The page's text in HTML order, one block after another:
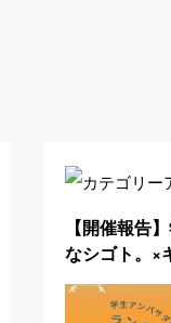
【開催報告
なシゴト。